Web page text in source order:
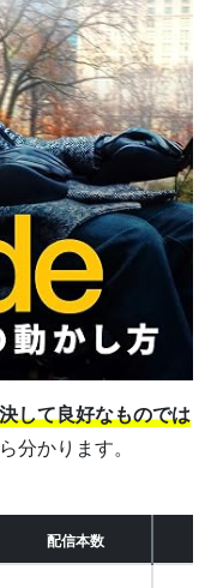
決して良好なものでは
分かります。
配信本数